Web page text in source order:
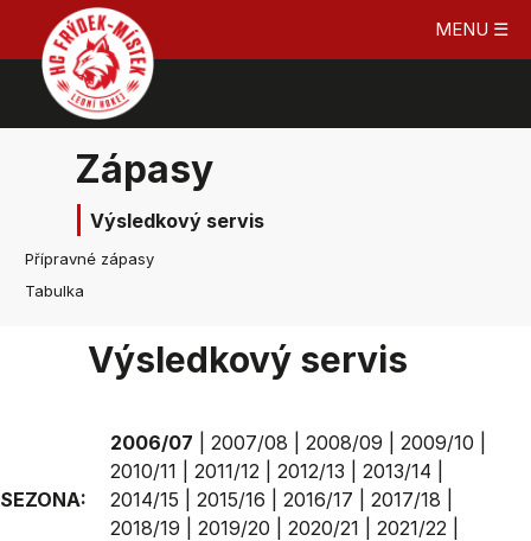
MENU ☰
Zápasy
Výsledkový servis
Přípravné zápasy
Tabulka
Výsledkový servis
SEZONA:
2006/07 2007/08 2008/09 2009/10
2010/11
2011/12 2012/13 2013/14
2014/15
2015/16 2016/17 2017/18
2018/19
2019/20 2020/21 2021/22